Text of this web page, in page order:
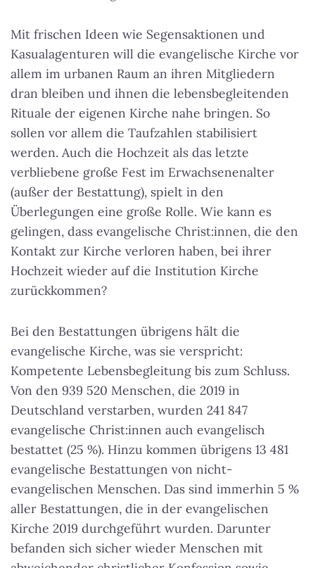
Mit frischen Ideen wie Segensaktionen und
Kasualagenturen will die evangelische Kirche vor
allem im urbanen Raum an ihren Mitgliedern
dran bleiben und ihnen die lebensbegleitenden
Rituale der eigenen Kirche nahe bringen. So
sollen vor allem die Taufzahlen stabilisiert
werden. Auch die Hochzeit als das letzte
verbliebene große Fest im Erwachsenenalter
(außer der Bestattung), spielt in den
Überlegungen eine große Rolle. Wie kann es
gelingen, dass evangelische Christ:innen, die den
Kontakt zur Kirche verloren haben, bei ihrer
Hochzeit wieder auf die Institution Kirche
zurückkommen?
Bei den Bestattungen übrigens hält die
evangelische Kirche, was sie verspricht:
Kompetente Lebensbegleitung bis zum Schluss.
Von den 939 520 Menschen, die 2019 in
Deutschland verstarben, wurden 241 847
evangelische Christ:innen auch evangelisch
bestattet (25 %). Hinzu kommen übrigens 13 481
evangelische Bestattungen von nicht-
evangelischen Menschen. Das sind immerhin 5 %
aller Bestattungen, die in der evangelischen
Kirche 2019 durchgeführt wurden. Darunter
befanden sich sicher wieder Menschen mit